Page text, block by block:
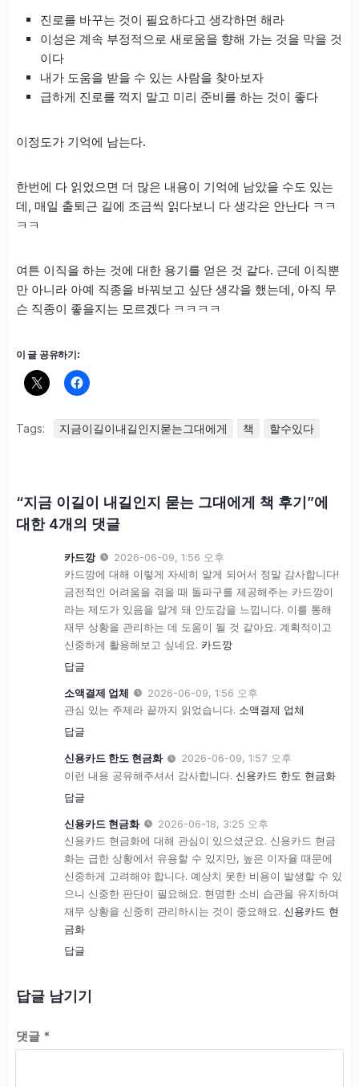
진로를 바꾸는 것이 필요하다고 생각하면 해라
이성은 계속 부정적으로 새로움을 향해 가는 것을 막을 것
이다
내가 도움을 받을 수 있는 사람을 찾아보자
급하게 진로를 꺽지 말고 미리 준비를 하는 것이 좋다
이정도가 기억에 남는다.
한번에 다 읽었으면 더 많은 내용이 기억에 남았을 수도 있는
데, 매일 출퇴근 길에 조금씩 읽다보니 다 생각은 안난다 ㅋㅋ
ㅋㅋ
여튼 이직을 하는 것에 대한 용기를 얻은 것 같다. 근데 이직뿐
만 아니라 아예 직종을 바꿔보고 싶단 생각을 했는데, 아직 무
슨 직종이 좋을지는 모르겠다 ㅋㅋㅋㅋ
이 글 공유하기:
Tags: 지금이길이내길인지묻는그대에게 책 할수있다
“지금 이길이 내길인지 묻는 그대에게 책 후기”에
대한 4개의 댓글
카드깡
2026-06-09, 1:56 오후
카드깡에 대해 이렇게 자세히 알게 되어서 정말 감사합니다!
금전적인 어려움을 겪을 때 돌파구를 제공해주는 카드깡이
라는 제도가 있음을 알게 돼 안도감을 느낍니다. 이를 통해
재무 상황을 관리하는 데 도움이 될 것 같아요. 계획적이고
신중하게 활용해보고 싶네요. 카드깡
답글
소액결제 업체
2026-06-09, 1:56 오후
관심 있는 주제라 끝까지 읽었습니다. 소액결제 업체
답글
신용카드 한도 현금화
2026-06-09, 1:57 오후
이런 내용 공유해주셔서 감사합니다. 신용카드 한도 현금화
답글
신용카드 현금화
2026-06-18, 3:25 오후
신용카드 현금화에 대해 관심이 있으셨군요. 신용카드 현금
화는 급한 상황에서 유용할 수 있지만, 높은 이자율 때문에
신중하게 고려해야 합니다. 예상치 못한 비용이 발생할 수 있
으니 신중한 판단이 필요해요. 현명한 소비 습관을 유지하며
재무 상황을 신중히 관리하시는 것이 중요해요. 신용카드 현
금화
답글
답글 남기기
댓글 *